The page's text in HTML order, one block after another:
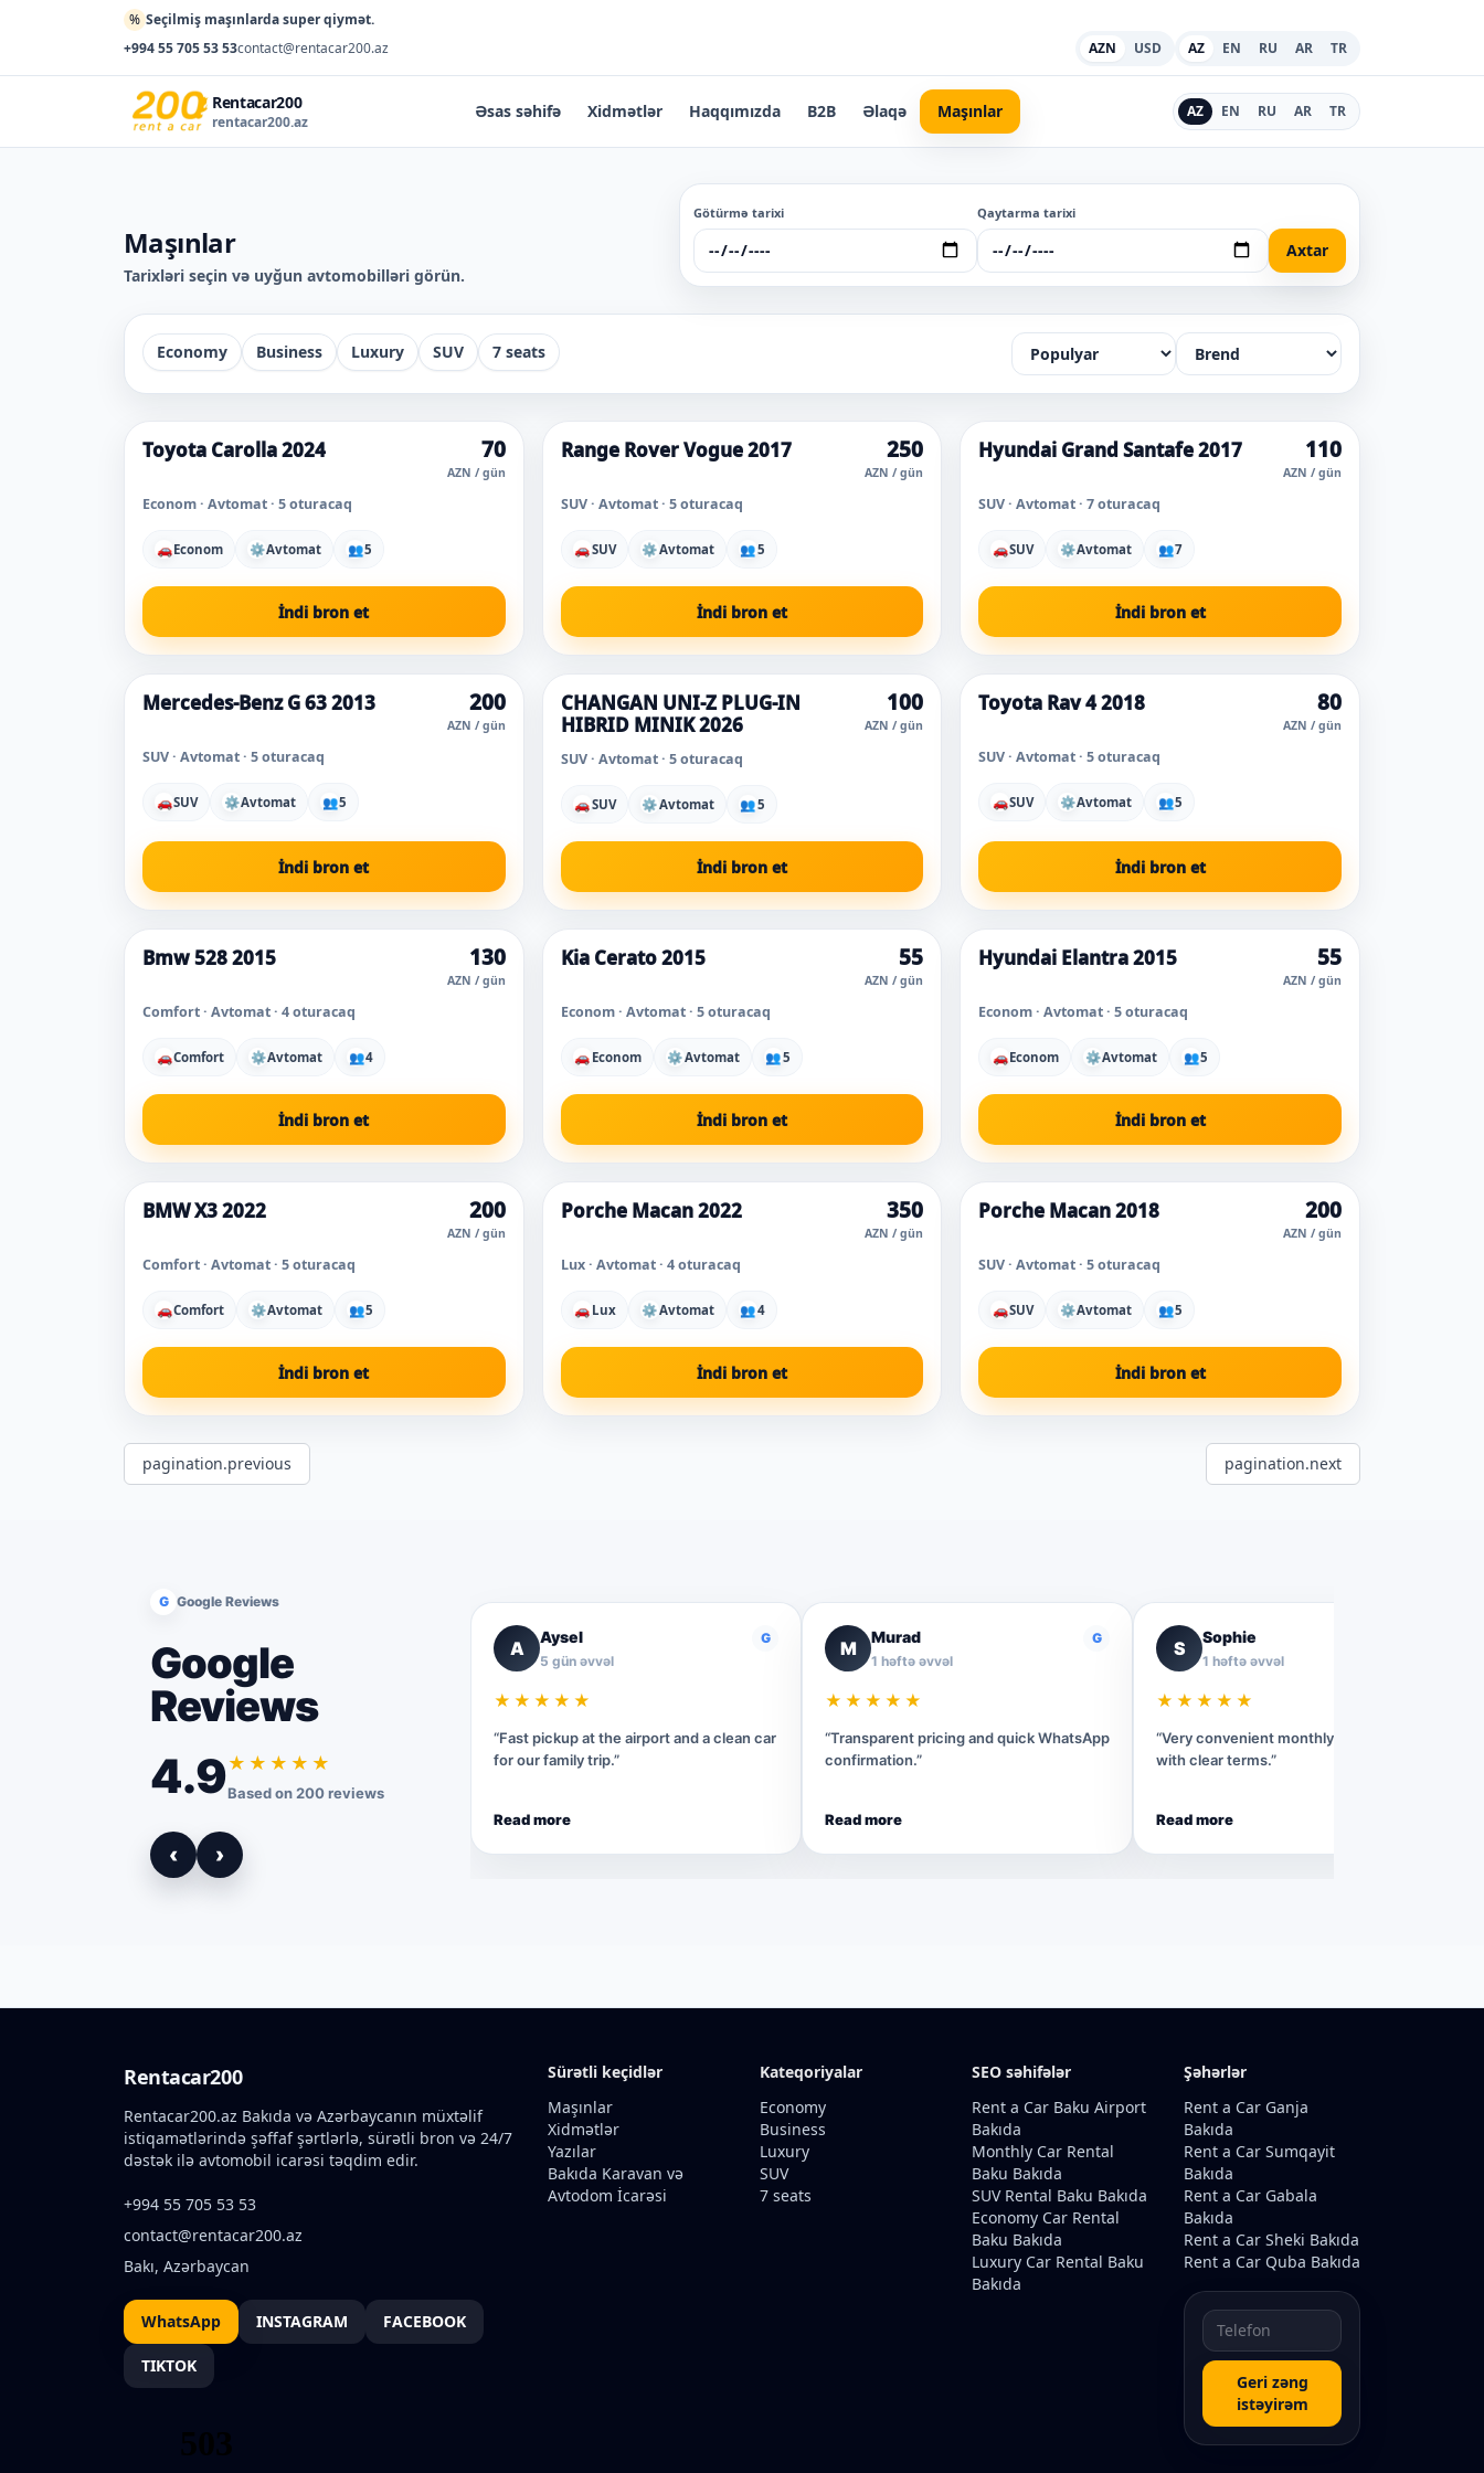
% Seçilmiş maşınlarda super qiymət.
+994 55 705 53 53contact@rentacar200.az AZN USD AZ EN RU AR TR
Rentacar200
rentacar200.az
Əsas səhifə Xidmətlər Haqqımızda B2B Əlaqə Maşınlar AZ EN RU AR TR
Maşınlar
Tarixləri seçin və uyğun avtomobilləri görün.
Götürmə tarixi Qaytarma tarixi
Axtar
Economy Business Luxury SUV 7 seats
Toyota Carolla 2024 70
AZN / gün
Econom · Avtomat · 5 oturacaq
🚗Econom ⚙Avtomat 👥5
İndi bron et
Range Rover Vogue 2017 250
AZN / gün
SUV · Avtomat · 5 oturacaq
🚗SUV ⚙Avtomat 👥5
İndi bron et
Hyundai Grand Santafe 2017 110
AZN / gün
SUV · Avtomat · 7 oturacaq
🚗SUV ⚙Avtomat 👥7
İndi bron et
Mercedes-Benz G 63 2013 200
AZN / gün
SUV · Avtomat · 5 oturacaq
🚗SUV ⚙Avtomat 👥5
İndi bron et
Ən çox seçilən
CHANGAN UNI-Z PLUG-IN
HIBRID MINIK 2026
100
AZN / gün
SUV · Avtomat · 5 oturacaq
🚗SUV ⚙Avtomat 👥5
İndi bron et
Toyota Rav 4 2018 80
AZN / gün
SUV · Avtomat · 5 oturacaq
🚗SUV ⚙Avtomat 👥5
İndi bron et
Super qiymət
Bmw 528 2015 130
AZN / gün
Comfort · Avtomat · 4 oturacaq
🚗Comfort ⚙Avtomat 👥4
İndi bron et
Super qiymət
Kia Cerato 2015 55
AZN / gün
Econom · Avtomat · 5 oturacaq
🚗 Econom ⚙Avtomat 👥5
İndi bron et
Hyundai Elantra 2015 55
AZN / gün
Econom · Avtomat · 5 oturacaq
🚗Econom ⚙Avtomat 👥5
İndi bron et
BMW X3 2022 200
AZN / gün
Comfort · Avtomat · 5 oturacaq
🚗Comfort ⚙Avtomat 👥5
İndi bron et
Super qiymət
Porche Macan 2022 350
AZN / gün
Lux · Avtomat · 4 oturacaq
🚗 Lux ⚙Avtomat 👥4
İndi bron et
Super qiymət
Porche Macan 2018 200
AZN / gün
SUV · Avtomat · 5 oturacaq
🚗SUV ⚙Avtomat 👥5
İndi bron et
pagination.previous pagination.next
G Google Reviews
Google
Reviews
4.9★★★★★
Based on 200 reviews
‹ ›
A
Aysel
5 gün əvvəl
G
★★★★★
“Fast pickup at the airport and a clean car
for our family trip.”
Read more
M
Murad
1 həftə əvvəl
G
★★★★★
“Transparent pricing and quick WhatsApp
confirmation.”
Read more
S
Sophie
1 həftə əvvəl
★★★★★
“Very convenient monthly rental process
with clear terms.”
Read more
Rentacar200
Rentacar200.az Bakıda və Azərbaycanın müxtəlif
istiqamətlərində şəffaf şərtlərlə, sürətli bron və 24/7
dəstək ilə avtomobil icarəsi təqdim edir.
+994 55 705 53 53
contact@rentacar200.az
Bakı, Azərbaycan
WhatsApp INSTAGRAM FACEBOOK
TIKTOK
Sürətli keçidlər
Maşınlar
Xidmətlər
Yazılar
Bakıda Karavan və
Avtodom İcarəsi
Kateqoriyalar
Economy
Business
Luxury
SUV
7 seats
SEO səhifələr
Rent a Car Baku Airport
Bakıda
Monthly Car Rental
Baku Bakıda
SUV Rental Baku Bakıda
Economy Car Rental
Baku Bakıda
Luxury Car Rental Baku
Bakıda
Şəhərlər
Rent a Car Ganja
Bakıda
Rent a Car Sumqayit
Bakıda
Rent a Car Gabala
Bakıda
Rent a Car Sheki Bakıda
Rent a Car Quba Bakıda
Geri zəng
istəyirəm